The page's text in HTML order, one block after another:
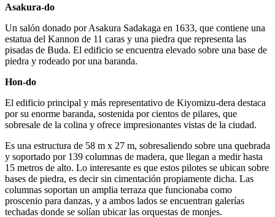
Asakura-do
Un salón donado por Asakura Sadakaga en 1633, que contiene una
estatua del Kannon de 11 caras y una piedra que representa las
pisadas de Buda. El edificio se encuentra elevado sobre una base de
piedra y rodeado por una baranda.
Hon-do
El edificio principal y más representativo de Kiyomizu-dera destaca
por su enorme baranda, sostenida por cientos de pilares, que
sobresale de la colina y ofrece impresionantes vistas de la ciudad.
Es una estructura de 58 m x 27 m, sobresaliendo sobre una quebrada
y soportado por 139 columnas de madera, que llegan a medir hasta
15 metros de alto. Lo interesante es que estos pilotes se ubican sobre
bases de piedra, es decir sin cimentación propiamente dicha. Las
columnas soportan un amplia terraza que funcionaba como
proscenio para danzas, y a ambos lados se encuentran galerías
techadas donde se solían ubicar las orquestas de monjes.